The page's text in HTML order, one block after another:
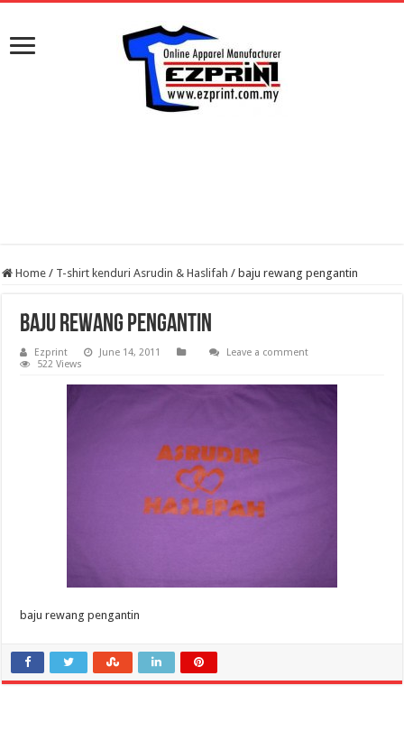
Home / T-shirt kenduri Asrudin & Haslifah / baju rewang pengantin
baju rewang pengantin
Ezprint June 14, 2011
Leave a comment
522 Views
baju rewang pengantin